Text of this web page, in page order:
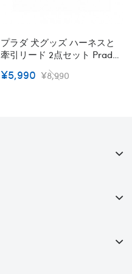
プラダ 犬グッズ ハーネスと
牽引リード 2点セット Prada
ブランド ペット お出かけ用
品 ペットのメッシュベスト
¥5,990 ¥8,990